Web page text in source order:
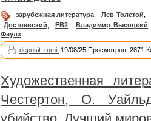
зарубежная литература, Лев Толстой,
Достоевский
FB2 Владимир Высоцкий
Фаулз
deposit_rumit 19/08/25 Просмотров: 2871
Художественная
Честертон, О.